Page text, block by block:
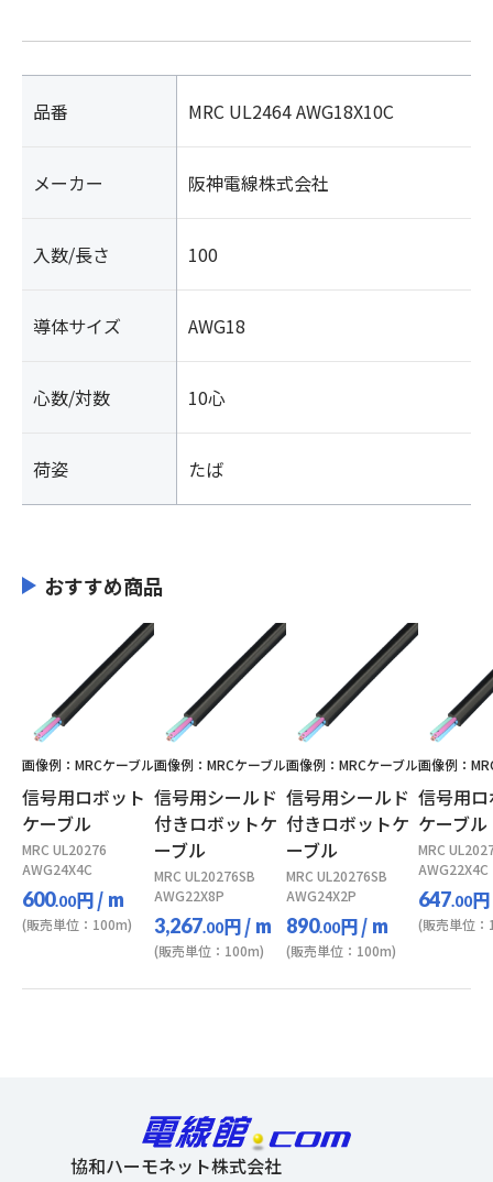
品番 MRC UL2464 AWG18X10C
メーカー 阪神電線株式会社
入数/長さ 100
導体サイズ AWG18
心数/対数 10心
荷姿 たば
おすすめ商品
画像例：MRCケーブル
信号用ロボット
ケーブル
MRC UL20276
AWG24X4C
600.00円/ m
(販売単位：100m)
画像例：MRCケーブル
信号用シールド
付きロボットケ
ーブル
MRC UL20276SB
AWG22X8P
3,267.00円/ m
(販売単位：100m)
画像例：MRCケーブル
信号用シールド
付きロボットケ
ーブル
MRC UL20276SB
AWG24X2P
890.00円/ m
(販売単位：100m)
画像例：
信号用
ケーブル
MRC
AWG22X4C
647.00円
(販売単位
協和ハーモネット株式会社